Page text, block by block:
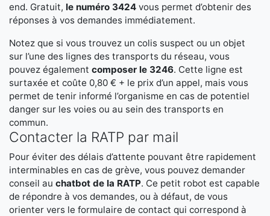
end. Gratuit, le numéro 3424 vous permet d’obtenir des
réponses à vos demandes immédiatement.
Notez que si vous trouvez un colis suspect ou un objet
sur l’une des lignes des transports du réseau, vous
pouvez également composer le 3246. Cette ligne est
surtaxée et coûte 0,80 € + le prix d’un appel, mais vous
permet de tenir informé l’organisme en cas de potentiel
danger sur les voies ou au sein des transports en
commun.
Contacter la RATP par mail
Pour éviter des délais d’attente pouvant être rapidement
interminables en cas de grève, vous pouvez demander
conseil au chatbot de la RATP. Ce petit robot est capable
de répondre à vos demandes, ou à défaut, de vous
orienter vers le formulaire de contact qui correspond à